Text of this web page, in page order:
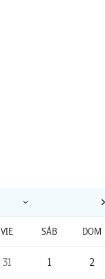
VIE SÁB DOM
31 1 2